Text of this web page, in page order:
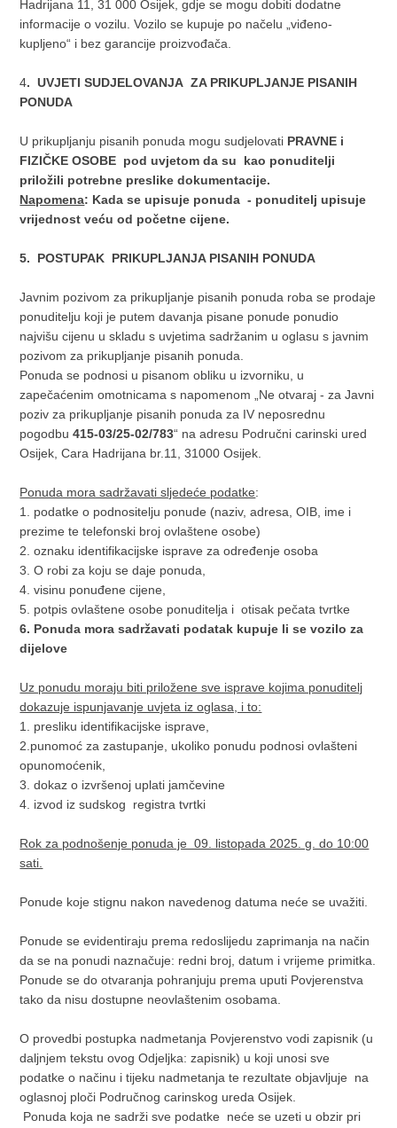
Hadrijana 11, 31 000 Osijek, gdje se mogu dobiti dodatne
informacije o vozilu. Vozilo se kupuje po načelu „viđeno-
kupljeno“ i bez garancije proizvođača.
4. UVJETI SUDJELOVANJA ZA PRIKUPLJANJE PISANIH
PONUDA
U prikupljanju pisanih ponuda mogu sudjelovati PRAVNE i
FIZIČKE OSOBE pod uvjetom da su kao ponuditelji
priložili potrebne preslike dokumentacije.
Napomena: Kada se upisuje ponuda - ponuditelj upisuje
vrijednost veću od početne cijene.
5. POSTUPAK PRIKUPLJANJA PISANIH PONUDA
Javnim pozivom za prikupljanje pisanih ponuda roba se prodaje
ponuditelju koji je putem davanja pisane ponude ponudio
najvišu cijenu u skladu s uvjetima sadržanim u oglasu s javnim
pozivom za prikupljanje pisanih ponuda.
Ponuda se podnosi u pisanom obliku u izvorniku, u
zapečaćenim omotnicama s napomenom „Ne otvaraj - za Javni
poziv za prikupljanje pisanih ponuda za IV neposrednu
pogodbu415-03/25-02/783“ na adresu Područni carinski ured
Osijek, Cara Hadrijana br.11, 31000 Osijek.
Ponuda mora sadržavati sljedeće podatke:
1. podatke o podnositelju ponude (naziv, adresa, OIB, ime i
prezime te telefonski broj ovlaštene osobe)
2. oznaku identifikacijske isprave za određenje osoba
3. O robi za koju se daje ponuda,
4. visinu ponuđene cijene,
5. potpis ovlaštene osobe ponuditelja i otisak pečata tvrtke
6. Ponuda mora sadržavati podatak kupuje li se vozilo za
dijelove
Uz ponudu moraju biti priložene sve isprave kojima ponuditelj
dokazuje ispunjavanje uvjeta iz oglasa, i to:
1. presliku identifikacijske isprave,
2.punomoć za zastupanje, ukoliko ponudu podnosi ovlašteni
opunomoćenik,
3. dokaz o izvršenoj uplati jamčevine
4. izvod iz sudskog registra tvrtki
Rok za podnošenje ponuda je 09. listopada 2025. g. do 10:00
sati.
Ponude koje stignu nakon navedenog datuma neće se uvažiti.
Ponude se evidentiraju prema redoslijedu zaprimanja na način
da se na ponudi naznačuje: redni broj, datum i vrijeme primitka.
Ponude se do otvaranja pohranjuju prema uputi Povjerenstva
tako da nisu dostupne neovlaštenim osobama.
O provedbi postupka nadmetanja Povjerenstvo vodi zapisnik (u
daljnjem tekstu ovog Odjeljka: zapisnik) u koji unosi sve
podatke o načinu i tijeku nadmetanja te rezultate objavljuje na
oglasnoj ploči Područnog carinskog ureda Osijek.
Ponuda koja ne sadrži sve podatke neće se uzeti u obzir pri